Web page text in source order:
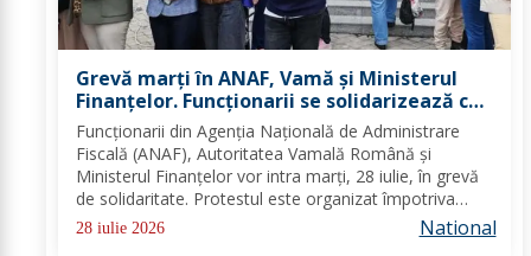
Grevă marți în ANAF, Vamă și Ministerul
Finanțelor. Funcționarii se solidarizează cu
protestul din sănătate
Funcționarii din Agenția Națională de Administrare
Fiscală (ANAF), Autoritatea Vamală Română și
Ministerul Finanțelor vor intra marți, 28 iulie, în grevă
de solidaritate. Protestul este organizat împotriva
proiectului noii legi a salarizării și are loc în aceeași zi
28 iulie 2026 National